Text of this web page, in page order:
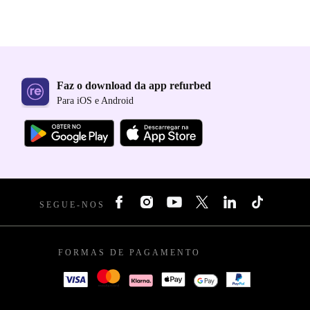
Faz o download da app refurbed
Para iOS e Android
SEGUE-NOS
FORMAS DE PAGAMENTO